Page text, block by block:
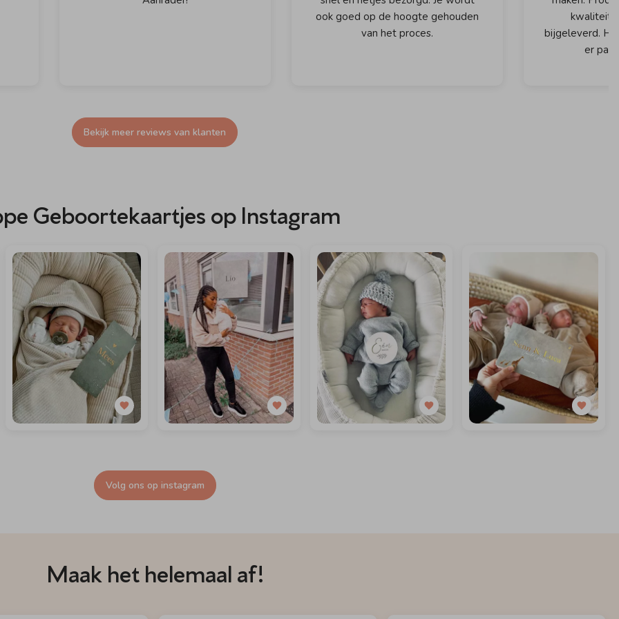
ook goed op de hoogte gehouden
van het proces.
kwaliteit
bijgeleverd.
er
Bekijk meer reviews van klanten
Geboortekaartjes op Instagram
Volg ons op instagram
Maak het helemaal af!